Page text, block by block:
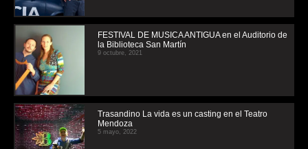
FESTIVAL DE MUSICA ANTIGUA en el Auditorio de
la Biblioteca San Martín
9 octubre, 2021
Trasandino La vida es un casting en el Teatro
Mendoza
5 mayo, 2022